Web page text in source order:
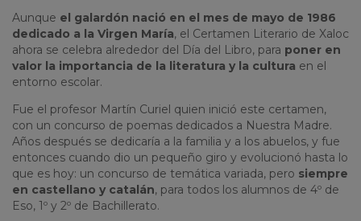
Aunque el galardón nació en el mes de mayo de 1986
dedicado a la Virgen María, el Certamen Literario de Xaloc
ahora se celebra alrededor del Día del Libro, para poner en
valor la importancia de la literatura y la cultura en el
entorno escolar.
Fue el profesor Martín Curiel quien inició este certamen,
con un concurso de poemas dedicados a Nuestra Madre.
Años después se dedicaría a la familia y a los abuelos, y fue
entonces cuando dio un pequeño giro y evolucionó hasta lo
que es hoy: un concurso de temática variada, pero siempre
en castellano y catalán, para todos los alumnos de 4º de
Eso, 1º y 2º de Bachillerato.